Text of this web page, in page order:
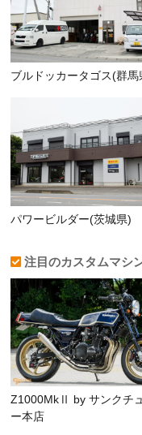
ブルドッカータゴス(群馬
パワービルダー(茨城県)
注目のカスタムマシ
Z1000MkⅡ by サンクチ
ー本店